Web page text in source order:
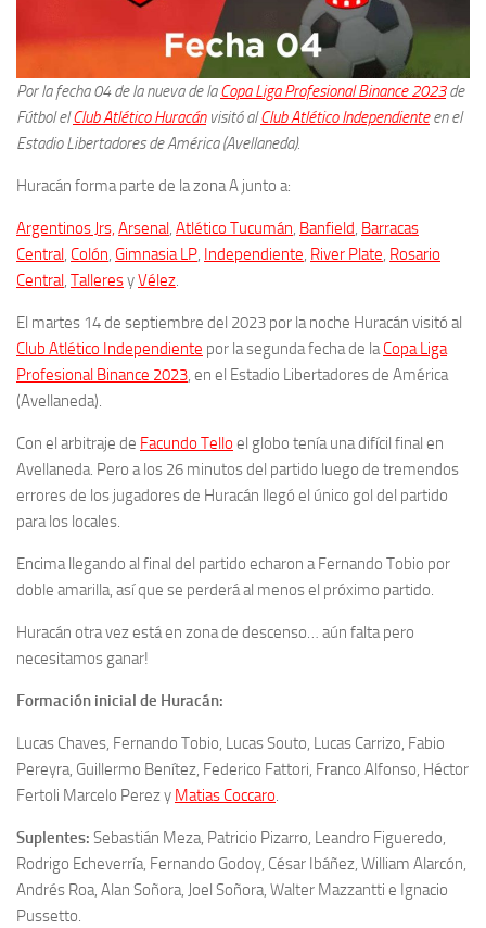
Por la fecha 04 de la nueva de laCopa Liga Profesional Binance 2023de
Fútbol elClub Atlético Huracánvisitó alClub Atlético Independienteen el
Estadio Libertadores de América (Avellaneda).
Huracán forma parte de la zona A junto a:
Argentinos Jrs, Arsenal, Atlético Tucumán, Banfield, Barracas
Central, Colón, Gimnasia LP, Independiente, River Plate, Rosario
Central, TalleresyVélez.
El martes 14 de septiembre del 2023 por la noche Huracán visitó al
Club Atlético Independiente por la segunda fecha de laCopa Liga
Profesional Binance 2023, en el Estadio Libertadores de América
(Avellaneda).
Con el arbitraje de Facundo Tello el globo tenía una difícil final en
Avellaneda. Pero a los 26 minutos del partido luego de tremendos
errores de los jugadores de Huracán llegó el único gol del partido
para los locales.
Encima llegando al final del partido echaron a Fernando Tobio por
doble amarilla, así que se perderá al menos el próximo partido.
Huracán otra vez está en zona de descenso… aún falta pero
necesitamos ganar!
Formación inicial de Huracán:
Lucas Chaves, Fernando Tobio, Lucas Souto, Lucas Carrizo, Fabio
Pereyra, Guillermo Benítez, Federico Fattori, Franco Alfonso, Héctor
Fertoli Marcelo Perezy Matias Coccaro.
Suplentes: Sebastián Meza, Patricio Pizarro, Leandro Figueredo,
Rodrigo Echeverría, Fernando Godoy, César Ibáñez, William Alarcón,
Andrés Roa, Alan Soñora, Joel Soñora, Walter Mazzantti e Ignacio
Pussetto.